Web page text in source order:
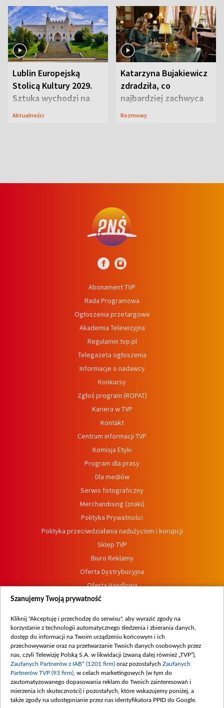
Lublin Europejską
Stolicą Kultury 2029.
Sztuka wychodzi na
ulice
Aktualności
Katarzyna Bujakiewicz
zdradziła, co
najbardziej zachwyca
ją w Lublinie
Rozmowy
Abonament TVP
Rada Programowa
Ogłoszenia przetargowe
Akademia Telewizyjna
Regulamin tvp.pl
Telegazeta ogłoszenia
Informacje o nadawcy
Konkursy
Zgłoś program (ROPAT)
Kariera w TVP
Kontakt
Centrum informacji TVP
Komisja Etyki
Program dla prasy
Dla mediów
Serwis fotograficzny
Merchandising (znaki)
Polityka Prywatności
Polityka przeciwdziałania nadużyciom i korupcji
Sklep TVP
Biuro Reklamy
Oferta Dystrybucyjna
Oferta Handlowa
Dostępność
Procedura zgłoszeń wewnętrznych
Szanujemy Twoją prywatność
Kliknij "Akceptuję i przechodzę do serwisu", aby wyrazić zgody na
korzystanie z technologii automatycznego śledzenia i zbierania danych,
dostęp do informacji na Twoim urządzeniu końcowym i ich
przechowywanie oraz na przetwarzanie Twoich danych osobowych przez
nas, czyli Telewizję Polską S.A. w likwidacji (zwaną dalej również „TVP”),
Zaufanych Partnerów z IAB* (1201 firm) oraz pozostałych Zaufanych
Partnerów TVP (93 firm) , w celach marketingowych (w tym do
zautomatyzowanego dopasowania reklam do Twoich zainteresowań i
mierzenia ich skuteczności) i pozostałych, które wskazujemy poniżej, a
także zgody na udostępnianie przez nas identyfikatora PPID do Google.